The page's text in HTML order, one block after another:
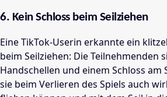
6. Kein Schloss beim Seilziehen
Eine TikTok-Userin erkannte ein
beim Seilziehen: Die Teilnehmenden
Handschellen und einem Schloss am
sie beim Verlieren des Spiels auch